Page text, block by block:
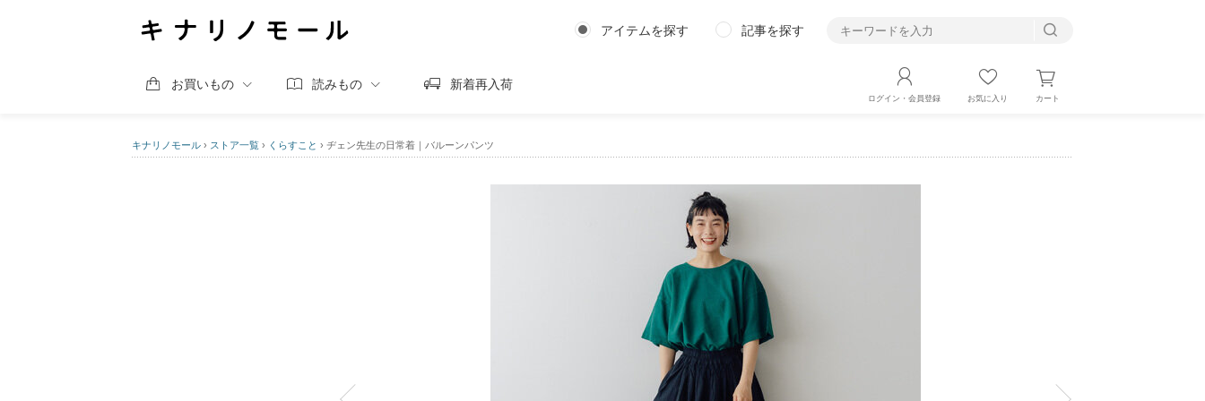
アイテムを探す 記事を探す
お買いもの 読みもの 新着再入荷
ログイン・会員登録 お気に入り カート
キナリノモール › ストア一覧 › くらすこと › ヂェン先生の日常着｜バルーンパンツ